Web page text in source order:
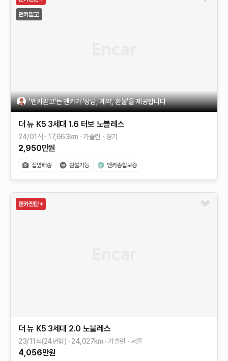
'엔카믿고'는 엔카가 '상담, 계약, 환불'을 제공합니다
더 뉴 K5 3세대 1.6 터보 노블레스
24/01식 17,663km 가솔린 경기
2,950만원
더 뉴 K5 3세대 2.0 노블레스
23/11식(24년형) 24,027km 가솔린 서울
4,056만원